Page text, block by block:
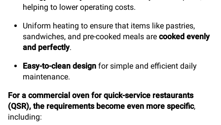
helping to lower operating costs.
Uniform heating to ensure that items like pastries,
sandwiches, and pre-cooked meals are cooked evenly
and perfectly.
Easy-to-clean design for simple and efficient daily
maintenance.
For a commercial oven for quick-service restaurants
(QSR), the requirements become even more specific,
including: